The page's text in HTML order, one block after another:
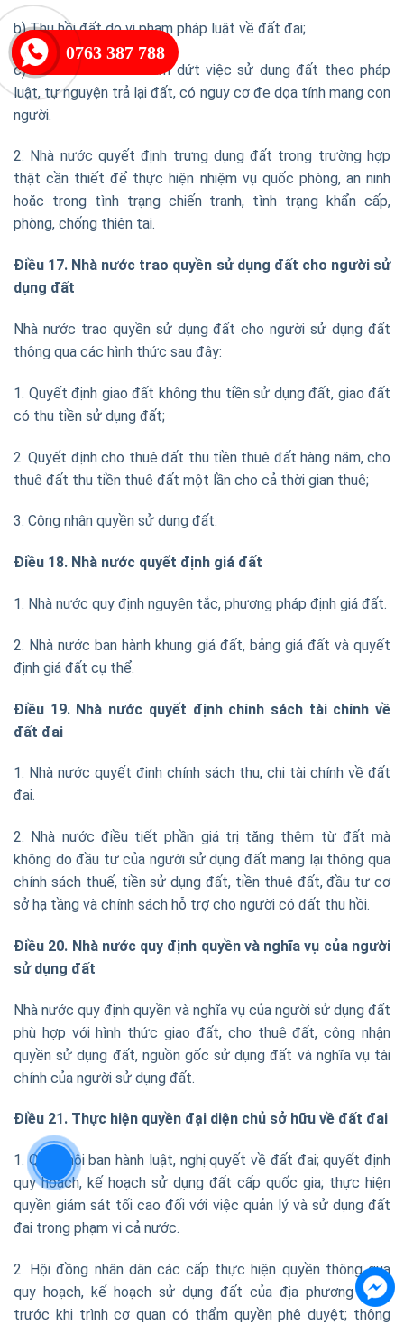
b) Thu hồi đất do vi phạm pháp luật về đất đai;
c) Thu hồi đất do chấm dứt việc sử dụng đất theo pháp
luật, tự nguyện trả lại đất, có nguy cơ đe dọa tính mạng con
người.
2. Nhà nước quyết định trưng dụng đất trong trường hợp
thật cần thiết để thực hiện nhiệm vụ quốc phòng, an ninh
hoặc trong tình trạng chiến tranh, tình trạng khẩn cấp,
phòng, chống thiên tai.
Điều 17. Nhà nước trao quyền sử dụng đất cho người sử
dụng đất
Nhà nước trao quyền sử dụng đất cho người sử dụng đất
thông qua các hình thức sau đây:
1. Quyết định giao đất không thu tiền sử dụng đất, giao đất
có thu tiền sử dụng đất;
2. Quyết định cho thuê đất thu tiền thuê đất hàng năm, cho
thuê đất thu tiền thuê đất một lần cho cả thời gian thuê;
3. Công nhận quyền sử dụng đất.
Điều 18. Nhà nước quyết định giá đất
1. Nhà nước quy định nguyên tắc, phương pháp định giá đất.
2. Nhà nước ban hành khung giá đất, bảng giá đất và quyết
định giá đất cụ thể.
Điều 19. Nhà nước quyết định chính sách tài chính về
đất đai
1. Nhà nước quyết định chính sách thu, chi tài chính về đất
đai.
2. Nhà nước điều tiết phần giá trị tăng thêm từ đất mà
không do đầu tư của người sử dụng đất mang lại thông qua
chính sách thuế, tiền sử dụng đất, tiền thuê đất, đầu tư cơ
sở hạ tầng và chính sách hỗ trợ cho người có đất thu hồi.
Điều 20. Nhà nước quy định quyền và nghĩa vụ của người
sử dụng đất
Nhà nước quy định quyền và nghĩa vụ của người sử dụng đất
phù hợp với hình thức giao đất, cho thuê đất, công nhận
quyền sử dụng đất, nguồn gốc sử dụng đất và nghĩa vụ tài
chính của người sử dụng đất.
Điều 21. Thực hiện quyền đại diện chủ sở hữu về đất đai
1. Quốc hội ban hành luật, nghị quyết về đất đai; quyết định
quy hoạch, kế hoạch sử dụng đất cấp quốc gia; thực hiện
quyền giám sát tối cao đối với việc quản lý và sử dụng đất
đai trong phạm vi cả nước.
2. Hội đồng nhân dân các cấp thực hiện quyền thông qua
quy hoạch, kế hoạch sử dụng đất của địa phương mình
trước khi trình cơ quan có thẩm quyền phê duyệt; thông
0763 387 788